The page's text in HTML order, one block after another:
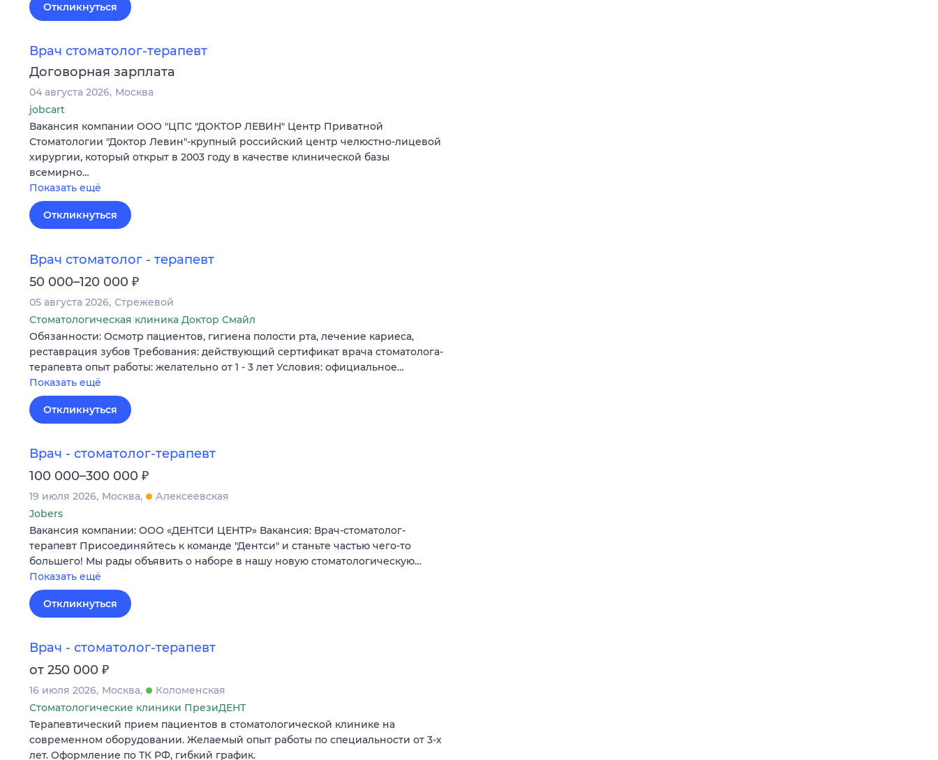
Откликнуться
Врач стоматолог-терапевт
Договорная зарплата
04 августа 2026 Москва
jobcart
Вакансия компании ООО "ЦПС "ДОКТОР ЛЕВИН" Центр Приватной
Стоматологии "Доктор Левин"-крупный российский центр челюстно-лицевой
хирургии, который открыт в 2003 году в качестве клинической базы
всемирно…
Показать ещё
Откликнуться
Врач стоматолог - терапевт
50 000–120 000 ₽
05 августа 2026 Стрежевой
Стоматологическая клиника Доктор Смайл
Обязанности: Осмотр пациентов, гигиена полости рта, лечение кариеса,
реставрация зубов Требования: действующий сертификат врача стоматолога-
терапевта опыт работы: желательно от 1 - 3 лет Условия: официальное…
Показать ещё
Откликнуться
Врач - стоматолог-терапевт
100 000–300 000 ₽
19 июля 2026 Москва
Алексеевская
Jobers
Вакансия компании: ООО «ДЕНТСИ ЦЕНТР» Вакансия: Врач-стоматолог-
терапевт Присоединяйтесь к команде "Дентси" и станьте частью чего-то
большего! Мы рады объявить о наборе в нашу новую стоматологическую…
Показать ещё
Откликнуться
Врач - стоматолог-терапевт
от 250 000 ₽
16 июля 2026 Москва
Коломенская
Стоматологические клиники ПрезиДЕНТ
Терапевтический прием пациентов в стоматологической клинике на
современном оборудовании. Желаемый опыт работы по специальности от 3-х
лет. Оформление по ТК РФ, гибкий график.